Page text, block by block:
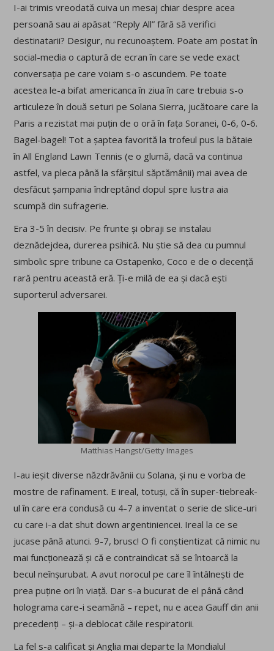
I-ai trimis vreodată cuiva un mesaj chiar despre acea
persoană sau ai apăsat “Reply All” fără să verifici
destinatarii? Desigur, nu recunoaștem. Poate am postat în
social-media o captură de ecran în care se vede exact
conversația pe care voiam s-o ascundem. Pe toate
acestea le-a bifat americanca în ziua în care trebuia s-o
articuleze în două seturi pe Solana Sierra, jucătoare care la
Paris a rezistat mai puțin de o oră în fața Soranei, 0-6, 0-6.
Bagel-bagel! Tot a șaptea favorită la trofeul pus la bătaie
în All England Lawn Tennis (e o glumă, dacă va continua
astfel, va pleca până la sfârșitul săptămânii) mai avea de
desfăcut șampania îndreptând dopul spre lustra aia
scumpă din sufragerie.
Era 3-5 în decisiv. Pe frunte și obraji se instalau
deznădejdea, durerea psihică. Nu știe să dea cu pumnul
simbolic spre tribune ca Ostapenko, Coco e de o decență
rară pentru această eră. Ți-e milă de ea și dacă ești
suporterul adversarei.
Matthias Hangst/Getty Images
I-au ieșit diverse năzdrăvănii cu Solana, și nu e vorba de
mostre de rafinament. E ireal, totuși, că în super-tiebreak-
ul în care era condusă cu 4-7 a inventat o serie de slice-uri
cu care i-a dat shut down argentiniencei. Ireal la ce se
jucase până atunci. 9-7, brusc! O fi conștientizat că nimic nu
mai funcționează și că e contraindicat să se întoarcă la
becul neînșurubat. A avut norocul pe care îl întâlnești de
prea puține ori în viață. Dar s-a bucurat de el până când
holograma care-i seamănă – repet, nu e acea Gauff din anii
precedenți – și-a deblocat căile respiratorii.
La fel s-a calificat și Anglia mai departe la Mondialul